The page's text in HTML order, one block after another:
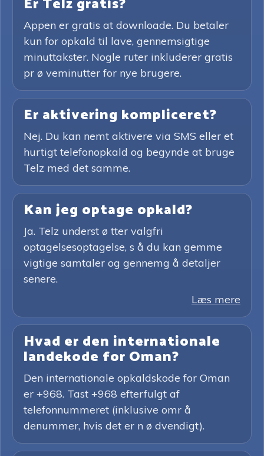
Appen er gratis at downloade. Du betaler
kun for opkald til lave, gennemsigtige
minuttakster. Nogle ruter inkluderer gratis
pr ø veminutter for nye brugere.
Er aktivering kompliceret?
Nej. Du kan nemt aktivere via SMS eller et
hurtigt telefonopkald og begynde at bruge
Telz med det samme.
Kan jeg optage opkald?
Ja. Telz underst ø tter valgfri
optagelsesoptagelse, s å du kan gemme
vigtige samtaler og gennemg å detaljer
senere.
Læs mere
Hvad er den internationale
landekode for Oman?
Den internationale opkaldskode for Oman
er +968. Tast +968 efterfulgt af
telefonnummeret (inklusive omr å
denummer, hvis det er n ø dvendigt).